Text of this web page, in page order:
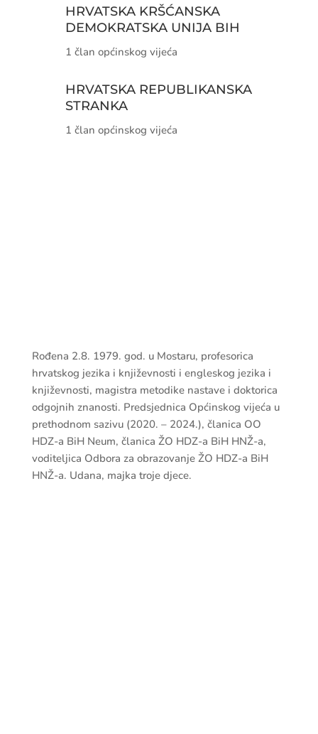
HRVATSKA KRŠĆANSKA
DEMOKRATSKA UNIJA BIH
1 član općinskog vijeća
HRVATSKA REPUBLIKANSKA
STRANKA
1 član općinskog vijeća
Rođena 2.8. 1979. god. u Mostaru, profesorica
hrvatskog jezika i književnosti i engleskog jezika i
književnosti, magistra metodike nastave i doktorica
odgojnih znanosti. Predsjednica Općinskog vijeća u
prethodnom sazivu (2020. – 2024.), članica OO
HDZ-a BiH Neum, članica ŽO HDZ-a BiH HNŽ-a,
voditeljica Odbora za obrazovanje ŽO HDZ-a BiH
HNŽ-a. Udana, majka troje djece.